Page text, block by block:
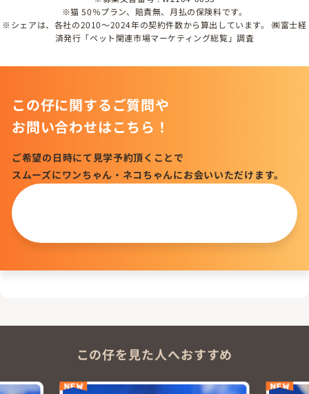
※猫 50％プラン、賠責無、月払の保険料です。
※シェアは、各社の2010～2024年の契約件数から算出しています。 ㈱富士経
済発行「ペット関連市場マーケティング総覧」調査
この仔に関するご質問や
お問い合わせはこちら！
ご希望の日時にて見学予約頂くことで
スムーズにワンちゃん・ネコちゃんにお会いいただけます。
この仔を見た人へおすすめ
NEW NEW